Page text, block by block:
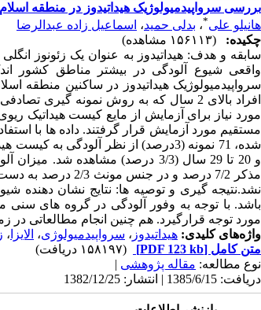
بررسی سرواپیدمیولوژیک هیداتیدوز در منطقه‌ اسلام
هانیلو علی*، بدلی حمید، اسماعیل زاده عبدالرضا
چکیده:
(۱۵۶۱۱۳ مشاهده)
سابقه و هدف: هیداتیدوز به عنوان یک زئونوز
واقعی شیوع آلودگی در بیشتر مناطق کشور
مورد نیاز برای آزمایش از مایع کیست هیداتیک
مذکر 7/2 درصد و
نشد.نتیجه گیری و توصیه ها: نتایج نشان دهنده
باشد. با توجه به وفور آلودگی در گروه های
مورد توجه قرارگیرد. هم چنین انجام مطالعاتی در
واژه‌های کلیدی: هیداتیدوز ، سرواپیدمیولوژی، الایزا ،
متن کامل [PDF 123 kb]
(۱۵۸۱۹۷ دریافت)
نوع مطالعه: مقاله پژوهشی |
دریافت: 1385/6/15 | انتشار: 1382/12/25